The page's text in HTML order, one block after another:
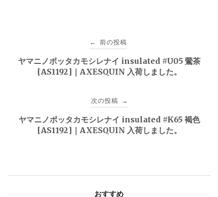
← 前の投稿
ヤマニノボッタカモシレナイ insulated #U05 鶯茶
[AS1192]｜AXESQUIN 入荷しました。
次の投稿 →
ヤマニノボッタカモシレナイ insulated #K65 褐色
[AS1192]｜AXESQUIN 入荷しました。
おすすめ